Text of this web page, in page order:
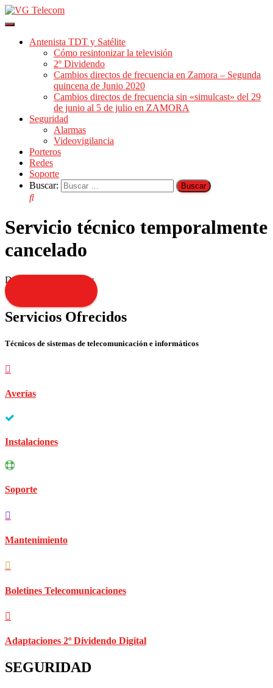
Cambiar
navegación
Antenista TDT y Satélite
Cómo resintonizar la televisión
2º Dividendo
Cambios directos de frecuencia en Zamora – Segunda
quincena de Junio 2020
Cambios directos de frecuencia sin «simulcast» del 29
de junio al 5 de julio en ZAMORA
Seguridad
Alarmas
Videovigilancia
Porteros
Redes
Soporte
Buscar:
Servicio técnico temporalmente
cancelado
Disculpen las molestias
Servicios Ofrecidos
Técnicos de sistemas de telecomunicación e informáticos
Averías
Instalaciones
Soporte
Mantenimiento
Boletines Telecomunicaciones
Adaptaciones 2º Dividendo Digital
SEGURIDAD